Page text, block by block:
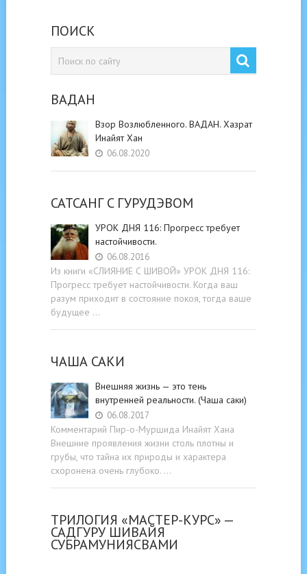
ПОИСК
ВАДАН
Взор Возлюбленного. ВАДАН. Хазрат
Инайят Хан
06.08.2020
САТСАНГ C ГУРУДЭВОМ
УРОК ДНЯ 116: Прогресс требует
настойчивости.
06.08.2016
Из книги «СЛИЯНИЕ С ШИВОЙ» УРОК ДНЯ 116:
Прогресс требует настойчивости. Когда ваш
разум приходит в состояние покоя, тогда ваше
будущее …
ЧАША САКИ
Внешняя жизнь — это тень
внутренней реальности. (Чаша саки)
06.08.2017
Комментарий Пир-о-Муршида Инайят Хана
Внешние проявления жизни столь плотны и
грубы, что тайна их природы и характера
схоронена очень глубоко. …
ТРИЛОГИЯ «МАСТЕР-КУРС» —
САДГУРУ ШИВАЙЯ
СУБРАМУНИЯСВАМИ